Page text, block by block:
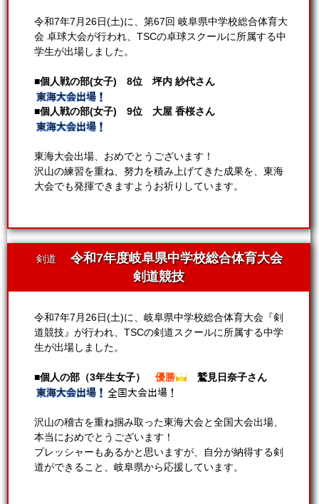
令和7年7月26日(土)に、第67回 岐阜県中学校総合体育大
会 卓球大会が行われ、TSCの卓球スクールに所属する中
学生が出場しました。
■個人戦の部(女子) 8位 坪内 紗代さん
■個人戦の部(女子) 9位 大屋 香桜さん
東海大会出場、おめでとうございます！
沢山の練習を重ね、努力を積み上げてきた成果を、東海
大会でも発揮できますようお祈りしています。
剣道
令和7年度岐阜県中学校総合体育大会
剣道競技
令和7年7月26日(土)に、岐阜県中学校総合体育大会『剣
道競技』が行われ、TSCの剣道スクールに所属する中学
生が出場しました。
■個人の部（3年生女子） 優勝 鷲見日奈子さん
沢山の稽古を重ね掴み取った東海大会と全国大会出場、
本当におめでとうございます！
プレッシャーもあるかと思いますが、自分が納得する剣
道ができること、岐阜県から応援しています。